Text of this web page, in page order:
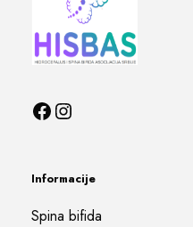
Informacije
Spina bifida